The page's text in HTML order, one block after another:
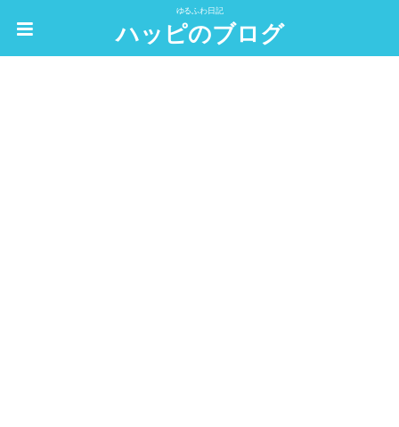
ゆるふわ日記
ハッピのブログ